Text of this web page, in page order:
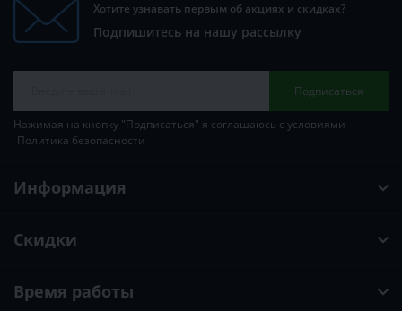
Хотите узнавать первым об акциях и скидках?
Подпишитесь на нашу рассылку
Подписаться
Нажимая на кнопку "Подписаться" я соглашаюсь с условиями
Политика безопасности
Информация
Скидки
Время работы